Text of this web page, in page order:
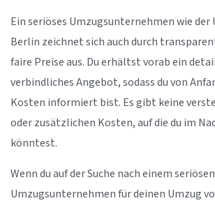
Ein seriöses Umzugsunternehmen wie der
Berlin zeichnet sich auch durch
faire Preise aus. Du erhältst vorab ein
verbindliches Angebot, sodass du von
Kosten informiert bist. Es gibt keine
oder zusätzlichen Kosten, auf die du im
könntest.
Wenn du auf der Suche nach einem seriösen
Umzugsunternehmen für deinen Umzug